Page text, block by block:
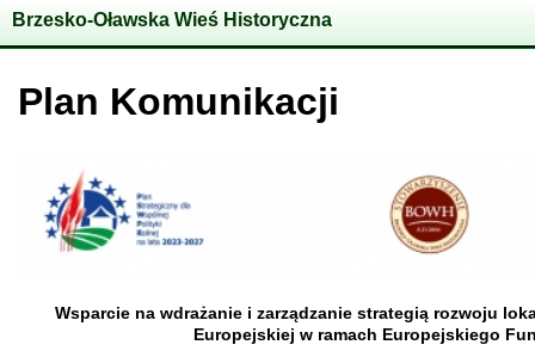
Brzesko-Oławska Wieś Historyczna
Plan Komunikacji
Wsparcie na wdrażanie i zarządzanie strategią rozwoju
Europejskiej w ramach Europejskiego